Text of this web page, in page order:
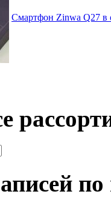
Смартфон Zinwa Q27 в